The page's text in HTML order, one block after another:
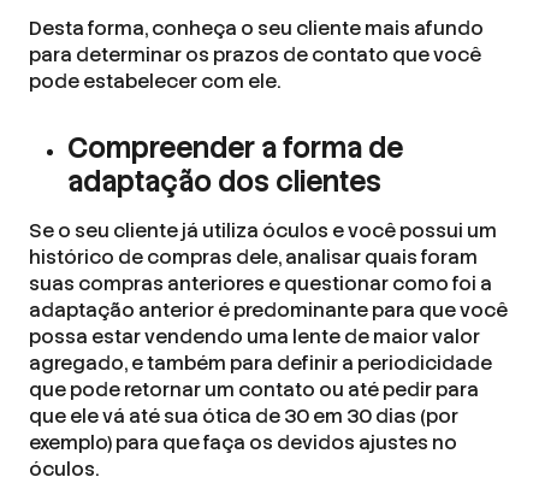
Desta forma, conheça o seu cliente mais afundo
para determinar os prazos de contato que você
pode estabelecer com ele.
Compreender a forma de
adaptação dos clientes
Se o seu cliente já utiliza óculos e você possui um
histórico de compras dele, analisar quais foram
suas compras anteriores e questionar como foi a
adaptação anterior é predominante para que você
possa estar vendendo uma lente de maior valor
agregado, e também para definir a periodicidade
que pode retornar um contato ou até pedir para
que ele vá até sua ótica de 30 em 30 dias (por
exemplo) para que faça os devidos ajustes no
óculos.